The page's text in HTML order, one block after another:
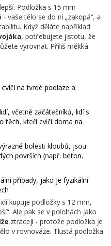
Podložka s 15 mm
vaše tělo se do ní „zakopá“, a
Když děláte například
, potřebujete jistotu, že
vyrovnat. Příliš měkká
na tvrdé podlaze a
včetně začátečníků, lidí s
těch, kteří cvičí doma na
bolesti kloubů, jsou
površích (např. beton,
případy, jako je fyzikální
kupuje podložky s 12 mm,
Ale pak se v polohách jako
ztrácejí - protože podložka je
v rovnováze. Tlustá podložka